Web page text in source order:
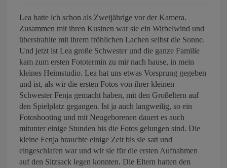
Lea hatte ich schon als Zweijährige vor der Kamera.
Zusammen mit ihren Kusinen war sie ein Wirbelwind und
überstrahlte mit ihrem fröhlichen Lachen selbst die Sonne.
Und jetzt ist Lea große Schwester und die ganze Familie
kam zum ersten Fototermin zu mir nach hause, in mein
kleines Heimstudio. Lea hat uns etwas Vorsprung gegeben
und ist, als wir die ersten Fotos von ihrer kleinen
Schwester Fenja gemacht haben, mit den Großeltern auf
den Spielplatz gegangen. Ist ja auch langweilig, so ein
Fotoshooting und mit Neugeborenen dauert es auch
mitunter einige Stunden bis die Fotos gelungen sind. Die
kleine Fenja brauchte einige Zeit bis sie satt und
eingeschlafen war und wir sie für die ersten Aufnahmen
auf den Sitzsack legen konnten. Die Eltern hatten den